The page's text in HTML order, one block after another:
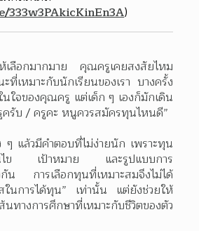
)
เลือกมากมาย คุณครูเคยสงสัยไหม
เหมาะกับนักเรียนของเรา บางครั้ง
นใจของคุณครู แต่เด็ก ๆ เองก็มักเดิน
ครับ / ครูคะ หนูควรสมัครทุนไหนดี”
แล้วมีคำตอบที่ไม่ง่ายนัก เพราะทุน
อนไข เป้าหมาย และรูปแบบการ
น การเลือกทุนที่เหมาะสมจึงไม่ได้
ในการได้ทุน” เท่านั้น แต่ยังช่วยให้
ทางการศึกษาที่เหมาะกับชีวิตของตัว